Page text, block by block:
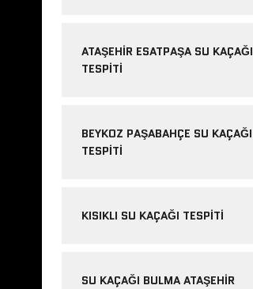
ATAŞEHIR ESATPAŞA SU KAÇAĞI
TESPITI
BEYKOZ PAŞABAHÇE SU KAÇAĞI
TESPITI
KISIKLI SU KAÇAĞI TESPITI
SU KAÇAĞI BULMA ATAŞEHIR